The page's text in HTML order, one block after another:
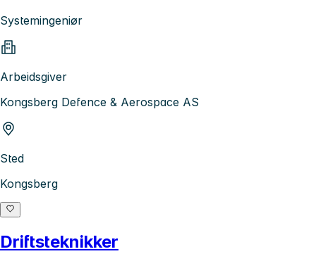
Systemingeniør
Arbeidsgiver
Kongsberg Defence & Aerospace AS
Sted
Kongsberg
Driftsteknikker